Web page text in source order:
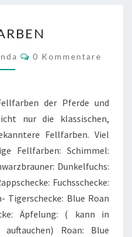
Kommentare
0 Kommentare
der Pferde und
nur die klassischen,
Fellfarben. Viel
Fellfarben: Schimmel:
Dunkelfuchs:
Fuchsschecke:
Tigerschecke: Blue Roan
Äpfelung: ( kann in
auftauchen) Roan: Blue